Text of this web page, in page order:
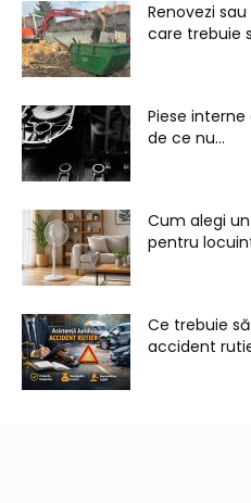
Renovezi
care trebuie
Piese
de ce nu...
Cum alegi
pentru
Ce trebuie
accident